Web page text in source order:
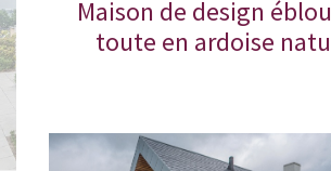
Maison de design
toute en ardoise